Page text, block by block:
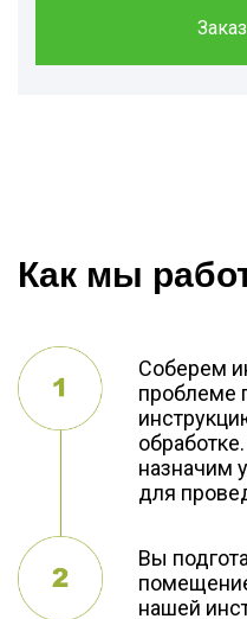
Как мы
Соберем
проблеме
назначим
для
Вы
нашей